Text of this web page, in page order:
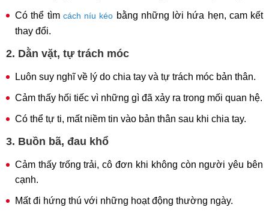
Có thể tìm cách níu kéo bằng những lời hứa hẹn, cam kết
thay đổi.
2. Dằn vặt, tự trách móc
Luôn suy nghĩ về lý do chia tay và tự trách móc bản thân.
Cảm thấy hối tiếc vì những gì đã xảy ra trong mối quan hệ.
Có thể tự ti, mất niềm tin vào bản thân sau khi chia tay.
3. Buồn bã, đau khổ
Cảm thấy trống trải, cô đơn khi không còn người yêu bên
cạnh.
Mất đi hứng thú với những hoạt động thường ngày.